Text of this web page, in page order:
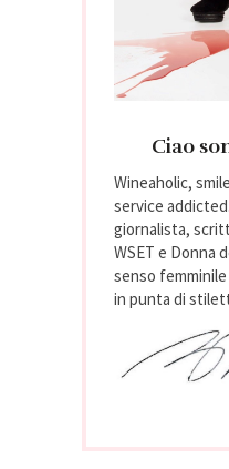
Ciao
Wineaholic,
service
giornalista,
WSET e Donna
senso
in punta di